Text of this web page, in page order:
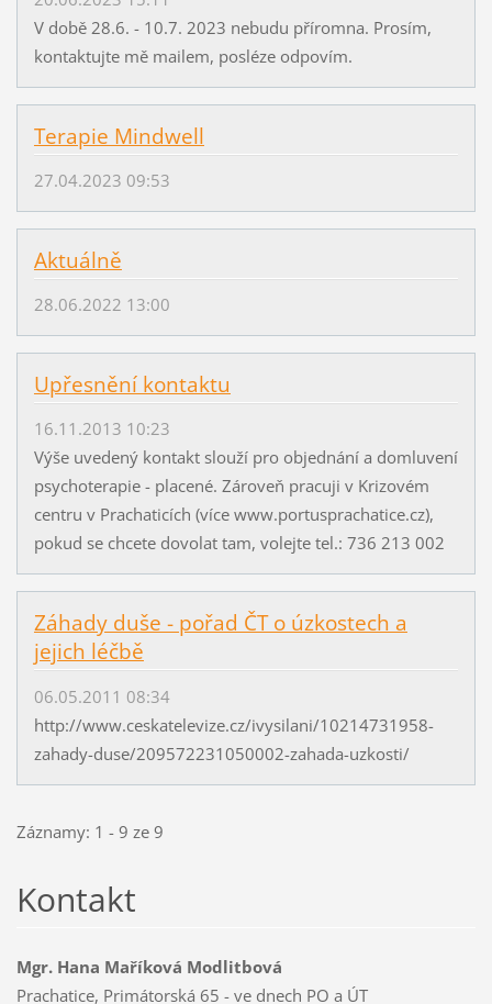
V době 28.6. - 10.7. 2023 nebudu příromna. Prosím,
kontaktujte mě mailem, posléze odpovím.
Terapie Mindwell
27.04.2023 09:53
Aktuálně
28.06.2022 13:00
Upřesnění kontaktu
16.11.2013 10:23
Výše uvedený kontakt slouží pro objednání a domluvení
psychoterapie - placené. Zároveň pracuji v Krizovém
centru v Prachaticích (více www.portusprachatice.cz),
pokud se chcete dovolat tam, volejte tel.: 736 213 002
Záhady duše - pořad ČT o úzkostech a
jejich léčbě
06.05.2011 08:34
http://www.ceskatelevize.cz/ivysilani/10214731958-
zahady-duse/209572231050002-zahada-uzkosti/
Záznamy: 1 - 9 ze 9
Kontakt
Mgr. Hana Maříková Modlitbová
Prachatice, Primátorská 65 - ve dnech PO a ÚT